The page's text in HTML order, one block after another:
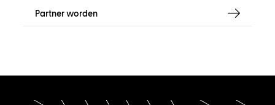
Partner worden